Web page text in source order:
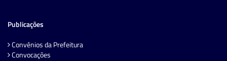
Publicações
Convênios da Prefeitura
Convocações